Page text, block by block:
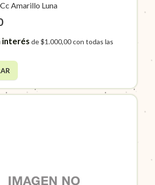
Amarillo Luna
interés de$1.000,00con todas las